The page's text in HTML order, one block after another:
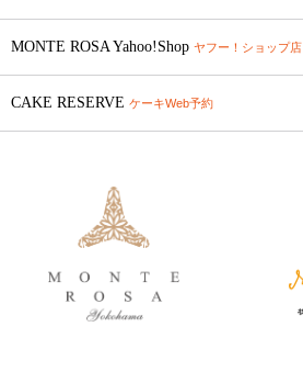
MONTE ROSA Yahoo!Shop ヤフー！ショップ店
CAKE RESERVE ケーキWeb予約